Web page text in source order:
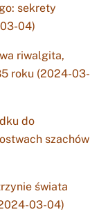
sekrety
04)
riwalgita,
roku (2024-03-
do
szachów
świata
03-04)